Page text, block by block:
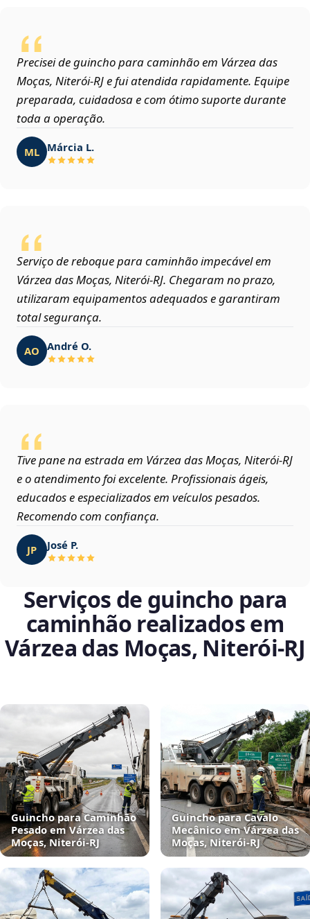
Precisei de guincho para caminhão em Várzea das
Moças, Niterói‑RJ e fui atendida rapidamente. Equipe
preparada, cuidadosa e com ótimo suporte durante
toda a operação.
ML Márcia L.
Serviço de reboque para caminhão impecável em
Várzea das Moças, Niterói‑RJ. Chegaram no prazo,
utilizaram equipamentos adequados e garantiram
total segurança.
AO André O.
Tive pane na estrada em Várzea das Moças, Niterói‑RJ
e o atendimento foi excelente. Profissionais ágeis,
educados e especializados em veículos pesados.
Recomendo com confiança.
JP José P.
Serviços de guincho para
caminhão realizados em
Várzea das Moças, Niterói‑RJ
Guincho para Caminhão
Pesado em Várzea das
Moças, Niterói‑RJ
Guincho para Cavalo
Mecânico em Várzea das
Moças, Niterói‑RJ